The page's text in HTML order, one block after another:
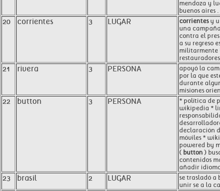
mendoza y
buenos aires .
20 corrientes 3 LUGAR corrientesy
una
contra el
a su regreso
militarmente
21 rivera 3 PERSONA
apoyó la
por la que
durante
misiones
22 button 3 PERSONA
* política de
wikipedia *
declaración
móviles *
powered by
( button )
contenidos
añadir
23 brasil 2 LUGAR
se trasladó a
unir se a la